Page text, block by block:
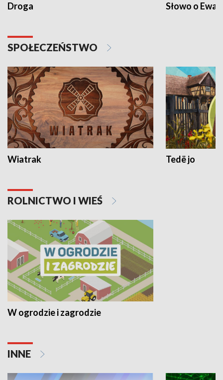
Droga Słowo o
SPOŁECZEŃSTWO
Wiatrak Tedë jo
ROLNICTWO I WIEŚ
W ogrodzie i zagrodzie
INNE